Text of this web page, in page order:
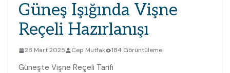
Güneş Işığında Vişne
Reçeli Hazırlanışı
28 Mart 2025 Cep Mutfak 184 Görüntüleme
Güneşte Vişne Reçeli Tarifi